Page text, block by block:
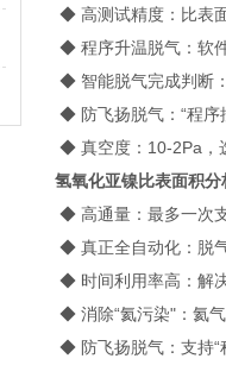
◆ 高测试精度：比表
◆ 程序升温脱气：软
◆ 智能脱气完成判断
◆ 防飞扬脱气：“程序
◆ 真空度：10-2Pa，
氢氧化亚镍比表面积分
◆ 高通量：最多一次
◆ 真正全自动化：脱
◆ 时间利用率高：解
◆ 消除“氦污染"：氦
◆ 防飞扬脱气：支持“